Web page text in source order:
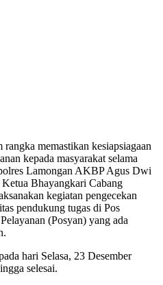
memastikan kesiapsiagaan
kepada masyarakat selama
Lamongan AKBP Agus Dwi
Bhayangkari Cabang
kegiatan pengecekan
pendukung tugas di Pos
(Posyan) yang ada
hari Selasa, 23 Desember
selesai.